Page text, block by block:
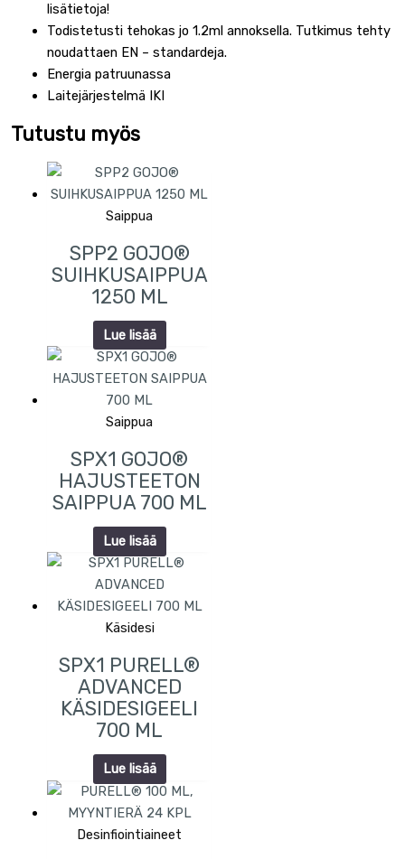
lisätietoja!
Todistetusti tehokas jo 1.2ml annoksella. Tutkimus tehty
noudattaen EN – standardeja.
Energia patruunassa
Laitejärjestelmä IKI
Tutustu myös
Saippua
SPP2 GOJO®
SUIHKUSAIPPUA
1250 ML
Lue lisää
Saippua
SPX1 GOJO®
HAJUSTEETON
SAIPPUA 700 ML
Lue lisää
Käsidesi
SPX1 PURELL®
ADVANCED
KÄSIDESIGEELI
700 ML
Lue lisää
Desinfiointiaineet